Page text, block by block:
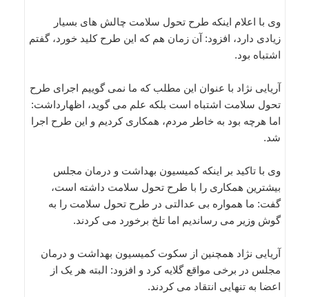
وی با اعلام اینکه طرح تحول سلامت چالش های بسیار
زیادی دارد، افزود: آن زمان هم که این طرح کلید خورد، گفتم
اشتباه بود.
آریایی نژاد با عنوان این مطلب که ما نمی گوییم اجرای طرح
تحول سلامت اشتباه است بلکه علم می گوید، اظهارداشت:
اما هرچه بود به خاطر مردم، همکاری کردیم و این طرح اجرا
شد.
وی با تاکید بر اینکه کمیسیون بهداشت و درمان مجلس
بیشترین همکاری را با طرح تحول سلامت داشته است،
گفت: ما همواره بی عدالتی در طرح تحول سلامت را به
گوش وزیر می رساندیم اما تلخ برخورد می کردند.
آریایی نژاد همچنین از سکوت کمیسیون بهداشت و درمان
مجلس در برخی مواقع گلایه کرد و افزود: البته هر یک از
اعضا به تنهایی انتقاد می کردند.